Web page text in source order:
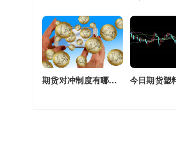
期货对冲制度有哪些(期货对冲制度有哪些类型)